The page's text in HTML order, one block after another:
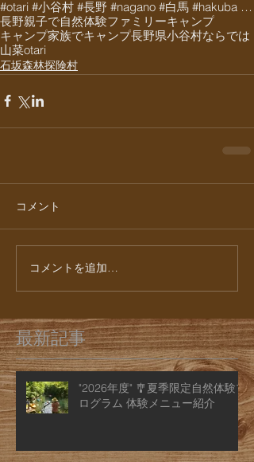
#otari #小谷村 #長野 #nagano #白馬 #hakuba #栂池 #栂池高原 #栂池高
長野親子で自然体験ファミリーキャンプ
キャンプ家族でキャンプ長野県小谷村ならでは
山菜otari
石坂森林探険村
コメント
コメントを追加…
最新記事
"2026年度" 🎐夏季限定自然体験プ
ログラム 体験メニュー紹介